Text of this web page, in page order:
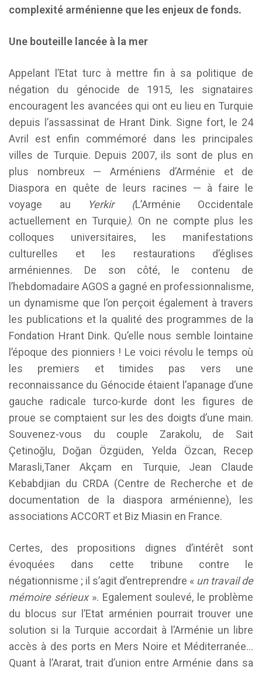
complexité arménienne que les enjeux de fonds.
Une bouteille lancée à la mer
Appelant l’Etat turc à mettre fin à sa politique de
négation du génocide de 1915, les signataires
encouragent les avancées qui ont eu lieu en Turquie
depuis l’assassinat de Hrant Dink. Signe fort, le 24
Avril est enfin commémoré dans les principales
villes de Turquie. Depuis 2007, ils sont de plus en
plus nombreux — Arméniens d’Arménie et de
Diaspora en quête de leurs racines — à faire le
voyage au
Yerkir (L’Arménie Occidentale
actuellement en Turquie). On ne compte plus les
colloques universitaires, les manifestations
culturelles et les restaurations d’églises
arméniennes. De son côté, le contenu de
l’hebdomadaire AGOS a gagné en professionnalisme,
un dynamisme que l’on perçoit également à travers
les publications et la qualité des programmes de la
Fondation Hrant Dink. Qu’elle nous semble lointaine
l’époque des pionniers ! Le voici révolu le temps où
les premiers et timides pas vers une
reconnaissance du Génocide étaient l’apanage d’une
gauche radicale turco-kurde dont les figures de
proue se comptaient sur les des doigts d’une main.
Souvenez-vous du couple Zarakolu, de Sait
Çetinoğlu, Doğan Özgüden, Yelda Özcan, Recep
Marasli,Taner Akçam en Turquie, Jean Claude
Kebabdjian du CRDA (Centre de Recherche et de
documentation de la diaspora arménienne), les
associations ACCORT et Biz Miasin en France.
Certes, des propositions dignes d’intérêt sont
évoquées dans cette tribune contre le
négationnisme ; il s’agit d’entreprendre « un travail de
mémoire sérieux». Egalement soulevé, le problème
du blocus sur l’Etat arménien pourrait trouver une
solution si la Turquie accordait à l’Arménie un libre
accès à des ports en Mers Noire et Méditerranée…
Quant à l’Ararat, trait d’union entre Arménie dans sa